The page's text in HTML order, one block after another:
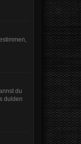
du
dulden